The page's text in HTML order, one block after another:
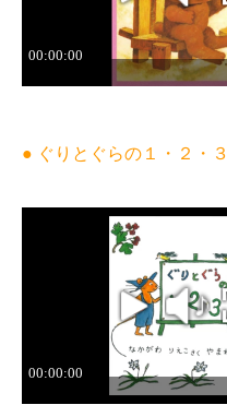
● ぐりとぐらの１・２・３